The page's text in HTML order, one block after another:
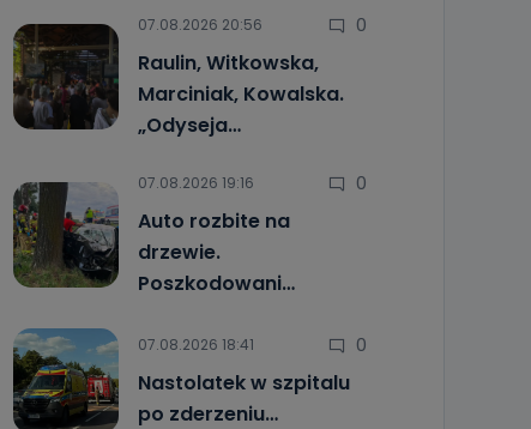
07.08.2026 20:56 0
Raulin, Witkowska,
Marciniak, Kowalska.
„Odyseja…
07.08.2026 19:16 0
Auto rozbite na
drzewie.
Poszkodowani…
07.08.2026 18:41 0
Nastolatek w szpitalu
po zderzeniu…